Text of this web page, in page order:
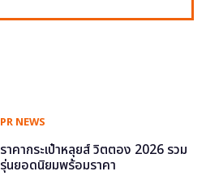
PR NEWS
ราคากระเป๋าหลุยส์ วิตตอง 2026 รวม
รุ่นยอดนิยมพร้อมราคา